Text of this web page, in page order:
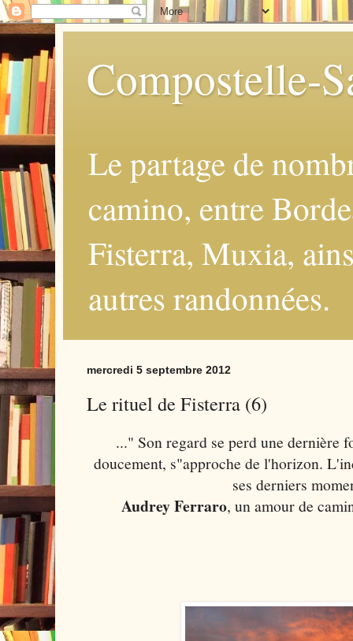
Compostelle-
Le partage de
camino, entre
Fisterra, Muxia,
autres randonnées.
mercredi 5 septembre 2012
Le rituel de Fisterra (6)
..." Son regard se perd une dernière
doucement, s"approche de l'horizon.
ses derniers
Audrey Ferraro, un amour de